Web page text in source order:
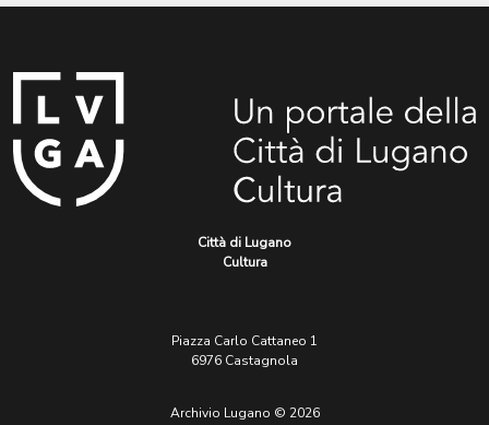
Città di Lugano
Cultura
Piazza Carlo Cattaneo 1
6976 Castagnola
Archivio Lugano © 2026